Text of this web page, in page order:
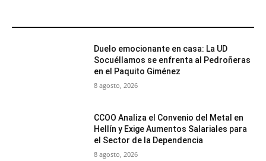
Duelo emocionante en casa: La UD
Socuéllamos se enfrenta al Pedroñeras
en el Paquito Giménez
8 agosto, 2026
CCOO Analiza el Convenio del Metal en
Hellín y Exige Aumentos Salariales para
el Sector de la Dependencia
8 agosto, 2026